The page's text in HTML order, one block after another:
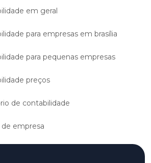
em geral
para empresas em brasília
para pequenas empresas
preços
de contabilidade
de empresa